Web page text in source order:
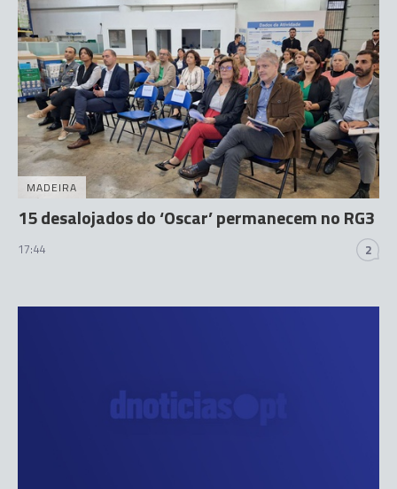
MADEIRA
15 desalojados do ‘Oscar’ permanecem no RG3
17:44 2